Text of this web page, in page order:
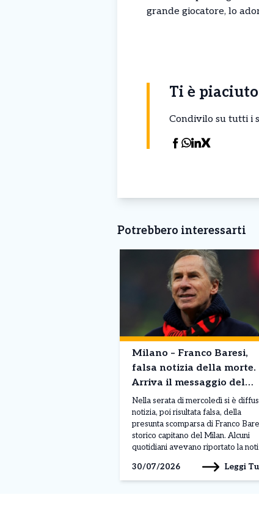
grande giocatore, lo
Ti è
Condivilo su tutti i
Potrebbero interessarti
Milano – Franco Baresi,
falsa notizia della morte.
Arriva il messaggio del
Milan “E’ in un momento
delicato”
Nella serata di mercoledì si è
notizia, poi risultata falsa, della
presunta scomparsa di Franco
storico capitano del Milan. Alcuni
quotidiani avevano riportato la
appassionati, ma il club rossonero è
intervenuto rapidamente per
30/07/2026 Leggi